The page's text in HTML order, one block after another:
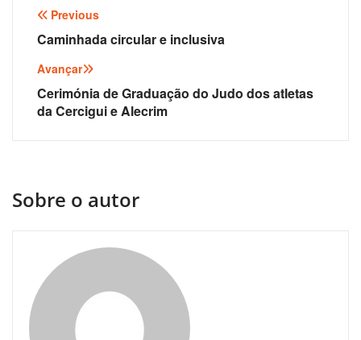
Navegação
de
artigos
Previous
Caminhada circular e inclusiva
Avançar
Cerimónia de Graduação do Judo dos atletas
da Cercigui e Alecrim
Sobre o autor